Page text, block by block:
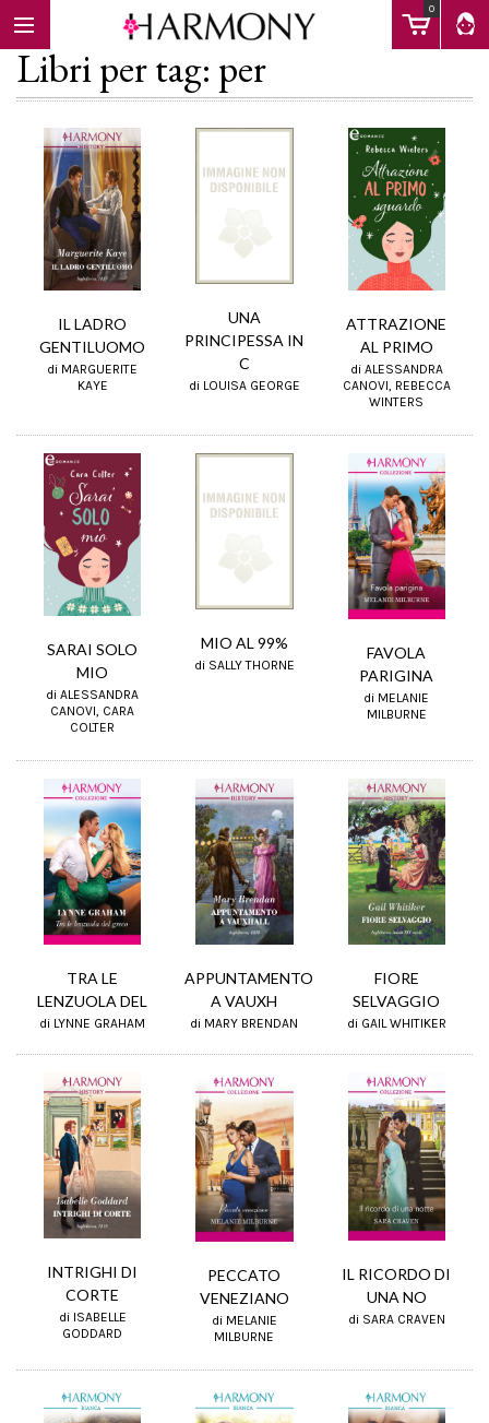
0
EBOOK
Libri per tag: per
IL LADRO
GENTILUOMO
di MARGUERITE
KAYE
UNA
PRINCIPESSA IN
C
di LOUISA GEORGE
ATTRAZIONE
AL PRIMO
di ALESSANDRA
CANOVI, REBECCA
WINTERS
SARAI SOLO
MIO
di ALESSANDRA
CANOVI, CARA
COLTER
MIO AL 99%
di SALLY THORNE
FAVOLA
PARIGINA
di MELANIE
MILBURNE
TRA LE
LENZUOLA DEL
di LYNNE GRAHAM
APPUNTAMENTO
A VAUXH
di MARY BRENDAN
FIORE
SELVAGGIO
di GAIL WHITIKER
INTRIGHI DI
CORTE
di ISABELLE
GODDARD
PECCATO
VENEZIANO
di MELANIE
MILBURNE
IL RICORDO DI
UNA NO
di SARA CRAVEN